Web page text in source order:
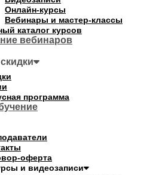
Онлайн-курсы
Вебинары и мастер-классы
каталог курсов
вебинаров
программа
оферта
и видеозаписи